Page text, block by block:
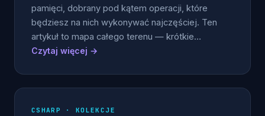
pamięci, dobrany pod kątem operacji, które
będziesz na nich wykonywać najczęściej. Ten
artykuł to mapa całego terenu — krótkie…
Czytaj więcej →
CSHARP · KOLEKCJE